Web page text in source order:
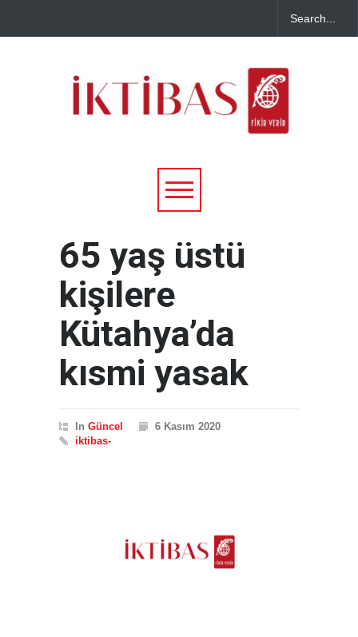
65 yaş üstü
kişilere
Kütahya’da
kısmi yasak
In Güncel
6 Kasım 2020
iktibas-